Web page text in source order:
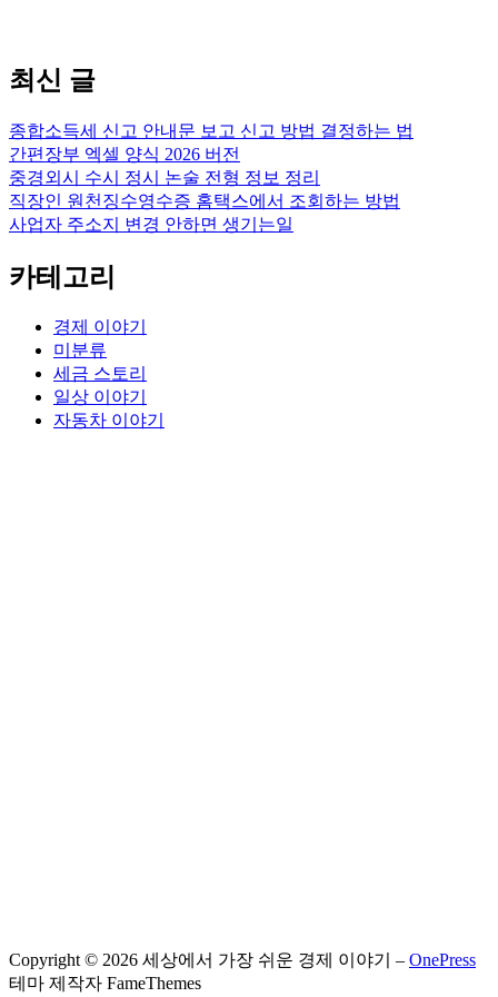
최신 글
종합소득세 신고 안내문 보고 신고 방법 결정하는 법
간편장부 엑셀 양식 2026 버전
중경외시 수시 정시 논술 전형 정보 정리
직장인 원천징수영수증 홈택스에서 조회하는 방법
사업자 주소지 변경 안하면 생기는일
카테고리
경제 이야기
미분류
세금 스토리
일상 이야기
자동차 이야기
Copyright © 2026 세상에서 가장 쉬운 경제 이야기 – OnePress
테마 제작자 FameThemes